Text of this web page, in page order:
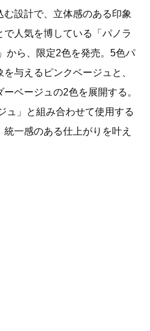
む設計で、立体感のある印象
人気を博している「パノラ
から、限定2色を発売。5色パ
与えるピンクベージュと、
ベージュの2色を展開する。
ュ」と組み合わせて使用する
一感のある仕上がりを叶え